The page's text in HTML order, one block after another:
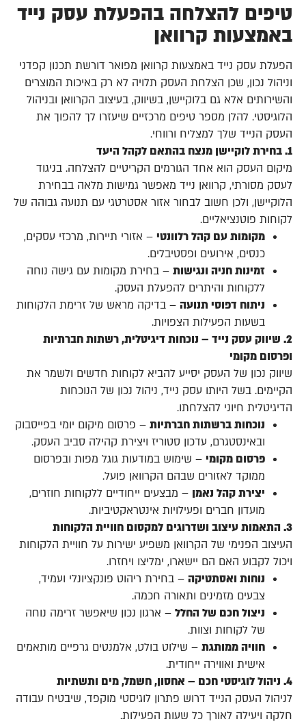
טיפים להצלחה בהפעלת עסק נייד
באמצעות קרוואן
הפעלת עסק נייד באמצעות קרוואן מפואר דורשת תכנון קפדני
וניהול נכון, שכן הצלחת העסק תלויה לא רק באיכות המוצרים
והשירותים אלא גם בלוקיישן, בשיווק, בעיצוב הקרוואן ובניהול
הלוגיסטי. להלן מספר טיפים מרכזיים שיעזרו לך להפוך את
העסק הנייד שלך למצליח ורווחי.
1. בחירת לוקיישן מנצח בהתאם לקהל היעד
מיקום העסק הוא אחד הגורמים הקריטיים להצלחה. בניגוד
לעסק מסורתי, קרוואן נייד מאפשר גמישות מלאה בבחירת
הלוקיישן, ולכן חשוב לבחור אזור אסטרטגי עם תנועה גבוהה של
לקוחות פוטנציאליים.
מקומות עם קהל רלוונטי – אזורי תיירות, מרכזי עסקים,
כנסים, אירועים ופסטיבלים.
זמינות חניה ונגישות – בחירת מקומות עם גישה נוחה
ללקוחות והיתרים להפעלת העסק.
ניתוח דפוסי תנועה – בדיקה מראש של זרימת הלקוחות
בשעות הפעילות הצפויות.
2. שיווק עסק נייד – נוכחות דיגיטלית, רשתות חברתיות
ופרסום מקומי
שיווק נכון של העסק יסייע להביא לקוחות חדשים ולשמר את
הקיימים. בשל היותו עסק נייד, ניהול נכון של הנוכחות
הדיגיטלית חיוני להצלחתו.
נוכחות ברשתות חברתיות – פרסום מיקום יומי בפייסבוק
ובאינסטגרם, עדכון סטוריז ויצירת קהילה סביב העסק.
פרסום מקומי – שימוש במודעות גוגל מפות ובפרסום
ממוקד לאזורים שבהם הקרוואן פועל.
יצירת קהל נאמן – מבצעים ייחודיים ללקוחות חוזרים,
מועדון חברים ופעילויות אינטראקטיביות.
3. התאמות עיצוב ושדרוגים למקסום חוויית הלקוחות
העיצוב הפנימי של הקרוואן משפיע ישירות על חוויית הלקוחות
ויכול לקבוע האם הם יישארו, ימליצו ויחזרו.
נוחות ואסתטיקה – בחירת ריהוט פונקציונלי ועמיד,
צבעים מזמינים ותאורה חכמה.
ניצול חכם של החלל – ארגון נכון שיאפשר זרימה נוחה
של לקוחות וצוות.
חוויה ממותגת – שילוט בולט, אלמנטים גרפיים מותאמים
אישית ואווירה ייחודית.
4. ניהול לוגיסטי חכם – אחסון, חשמל, מים ותשתיות
לניהול העסק הנייד דרוש פתרון לוגיסטי מוקפד, שיבטיח עבודה
חלקה ויעילה לאורך כל שעות הפעילות.